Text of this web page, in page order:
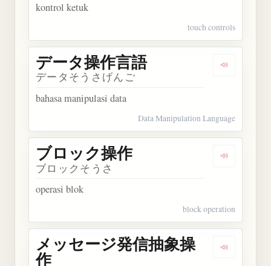
kontrol ketuk
touch controls
Dengarkan
データ操作言語
データそうさげんご
bahasa manipulasi data
Data Manipulation Language
Dengarkan
ブロック操作
ブロックそうさ
operasi blok
block operation
Dengarkan
メッセージ発信抽象操
作